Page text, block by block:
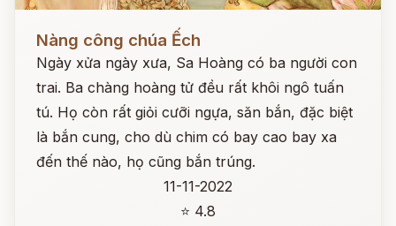
Nàng công chúa Ếch
Ngày xửa ngày xưa, Sa Hoàng có ba người con
trai. Ba chàng hoàng tử đều rất khôi ngô tuấn
tú. Họ còn rất giỏi cưỡi ngựa, săn bắn, đặc biệt
là bắn cung, cho dù chim có bay cao bay xa
đến thế nào, họ cũng bắn trúng.
11-11-2022
⭐ 4.8